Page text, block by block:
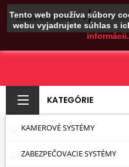
Tento web používa súbory
webu vyjadrujete súhlas s
informácii.
KATEGÓRIE
KAMEROVÉ SYSTÉMY
ZABEZPEČOVACIE SYSTÉMY